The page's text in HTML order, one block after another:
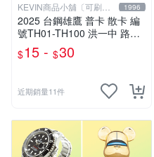
KEVIN商品小舖〔可刷
卡〕
1996
2025 台鋼雄鷹 普卡 散卡 編
號TH01-TH100 洪一中 路易
士 橫田久則 黃甘霖 蔡昱詳
葉詠捷 邱俊文 鄭漢禮 高建三
$15 - $30
近期銷量11件